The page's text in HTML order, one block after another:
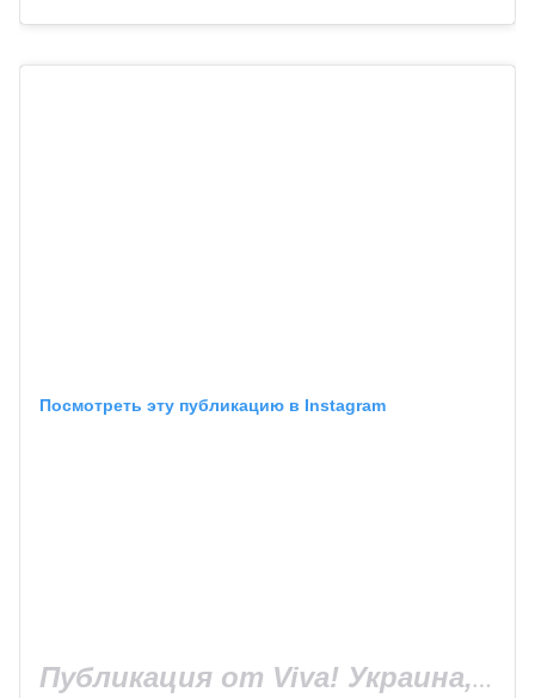
Посмотреть эту публикацию в Instagram
Публикация от Viva! Украина, сайт Viva.ua (@viva_ukraine_magazine)